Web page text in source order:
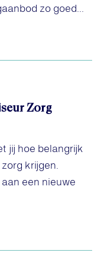
zo goed...
Zorg
jij hoe belangrijk
krijgen.
een nieuwe